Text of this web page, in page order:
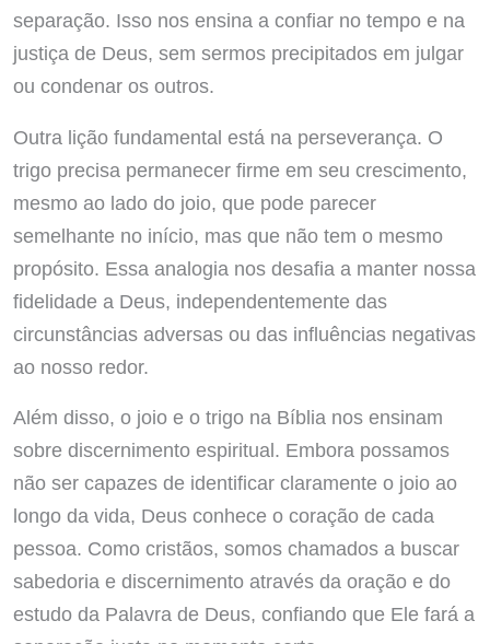
separação. Isso nos ensina a confiar no tempo e na
justiça de Deus, sem sermos precipitados em julgar
ou condenar os outros.
Outra lição fundamental está na perseverança. O
trigo precisa permanecer firme em seu crescimento,
mesmo ao lado do joio, que pode parecer
semelhante no início, mas que não tem o mesmo
propósito. Essa analogia nos desafia a manter nossa
fidelidade a Deus, independentemente das
circunstâncias adversas ou das influências negativas
ao nosso redor.
Além disso, o joio e o trigo na Bíblia nos ensinam
sobre discernimento espiritual. Embora possamos
não ser capazes de identificar claramente o joio ao
longo da vida, Deus conhece o coração de cada
pessoa. Como cristãos, somos chamados a buscar
sabedoria e discernimento através da oração e do
estudo da Palavra de Deus, confiando que Ele fará a